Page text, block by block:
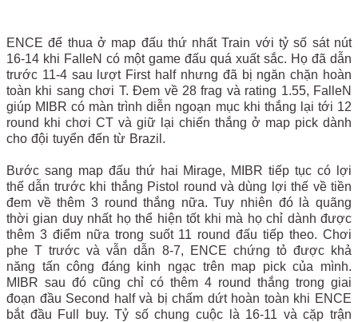
ENCE để thua ở map đấu thứ nhất Train với tỷ số sát nút
16-14 khi FalleN có một game đấu quá xuất sắc. Họ đã dẫn
trước 11-4 sau lượt First half nhưng đã bị ngăn chặn hoàn
toàn khi sang chơi T. Đem về 28 frag và rating 1.55, FalleN
giúp MIBR có màn trình diễn ngoạn mục khi thắng lại tới 12
round khi chơi CT và giữ lại chiến thắng ở map pick dành
cho đội tuyển đến từ Brazil.
Bước sang map đấu thứ hai Mirage, MIBR tiếp tục có lợi
thế dẫn trước khi thắng Pistol round và dùng lợi thế về tiền
đem về thêm 3 round thắng nữa. Tuy nhiên đó là quãng
thời gian duy nhất họ thể hiện tốt khi mà họ chỉ dành được
thêm 3 điểm nữa trong suốt 11 round đấu tiếp theo. Chơi
phe T trước và vẫn dẫn 8-7, ENCE chứng tỏ được khả
năng tấn công đáng kinh ngạc trên map pick của mình.
MIBR sau đó cũng chỉ có thêm 4 round thắng trong giai
đoạn đầu Second half và bị chấm dứt hoàn toàn khi ENCE
bắt đầu Full buy. Tỷ số chung cuộc là 16-11 và cặp trận